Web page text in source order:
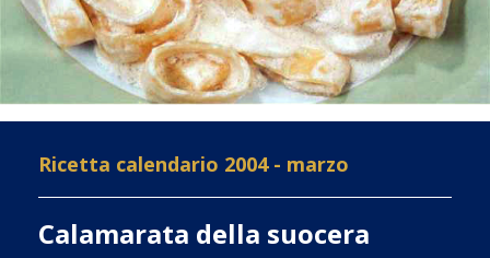
Ricetta calendario 2004 - marzo
Calamarata della suocera